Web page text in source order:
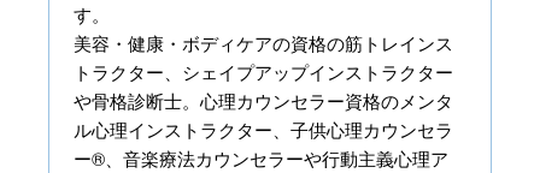
す。
美容・健康・ボディケアの資格の筋トレインス
トラクター、シェイプアップインストラクター
や骨格診断士。心理カウンセラー資格のメンタ
ル心理インストラクター、子供心理カウンセラ
ー®、音楽療法カウンセラーや行動主義心理ア